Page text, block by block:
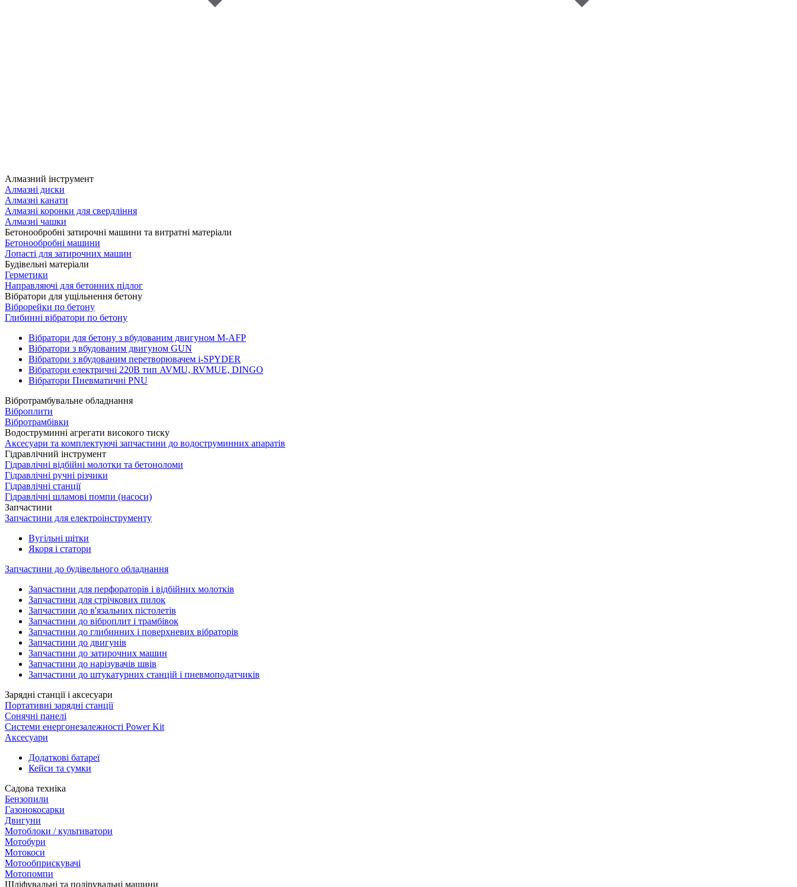
Алмазний інструмент
Алмазні диски
Алмазні канати
Алмазні коронки для свердління
Алмазні чашки
Бетонообробні затирочні машини та витратні матеріали
Бетонообробні машини
Лопасті для затирочних машин
Будівельні матеріали
Герметики
Направляючі для бетонних підлог
Вібратори для ущільнення бетону
Віброрейки по бетону
Глибинні вібратори по бетону
Вібратори для бетону з вбудованим двигуном M-AFP
Вібратори з вбудованим двигуном GUN
Вібратори з вбудованим перетворювачем i-SPYDER
Вібратори електричні 220B тип AVMU, RVMUE, DINGO
Вібратори Пневматичні PNU
Вібротрамбувальне обладнання
Віброплити
Вібротрамбівки
Водоструминні агрегати високого тиску
Аксесуари та комплектуючі запчастини до водоструминних апаратів
Гідравлічний інструмент
Гідравлічні відбійні молотки та бетоноломи
Гідравлічні ручні різчики
Гідравлічні станції
Гідравлічні шламові помпи (насоси)
Запчастини
Запчастини для електроінструменту
Вугільні щітки
Якоря і статори
Запчастини до будівельного обладнання
Запчастини для перфораторів і відбійних молотків
Запчастини для стрічкових пилок
Запчастини до в'язальних пістолетів
Запчастини до віброплит і трамбівок
Запчастини до глибинних і поверхневих вібраторів
Запчастини до двигунів
Запчастини до затирочних машин
Запчастини до нарізувачів швів
Запчастини до штукатурних станцій і пневмоподатчиків
Зарядні станції і аксесуари
Портативні зарядні станції
Сонячні панелі
Системи енергонезалежності Power Kit
Аксесуари
Додаткові батареї
Кейси та сумки
Садова техніка
Бензопили
Газонокосарки
Двигуни
Мотоблоки / культиватори
Мотобури
Мотокоси
Мотообприскувачі
Мотопомпи
Шліфувальні та полірувальні машини